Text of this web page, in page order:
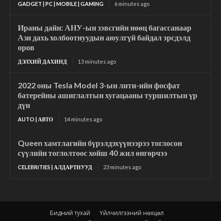
GADGET | PC | MOBILE | GAMING 6 minutes ago
Ираны дайн: АНУ-ын зэвсгийн нөөц багассанаар
Ази дахь холбоотнуудын аюулгүй байдал эрсдэлд
оров
ДЭЛХИЙ ДАХИНД 13 minutes ago
2022 оны Tesla Model 3-ын лити-ийн фосфат
батерейны ашиглалтын хугацааны туршилтын үр
дүн
AUTO | АВТО 14 minutes ago
Queen хамтлагийн бүрэлдэхүүнээрээ тоглосон
сүүлийн тоглолтоос хойш 40 жил өнгөрчээ
CELEBRITIES | АЛДАРТНУУД 23 minutes ago
Бидний тухай
Үйлчилгээний нөхцөл